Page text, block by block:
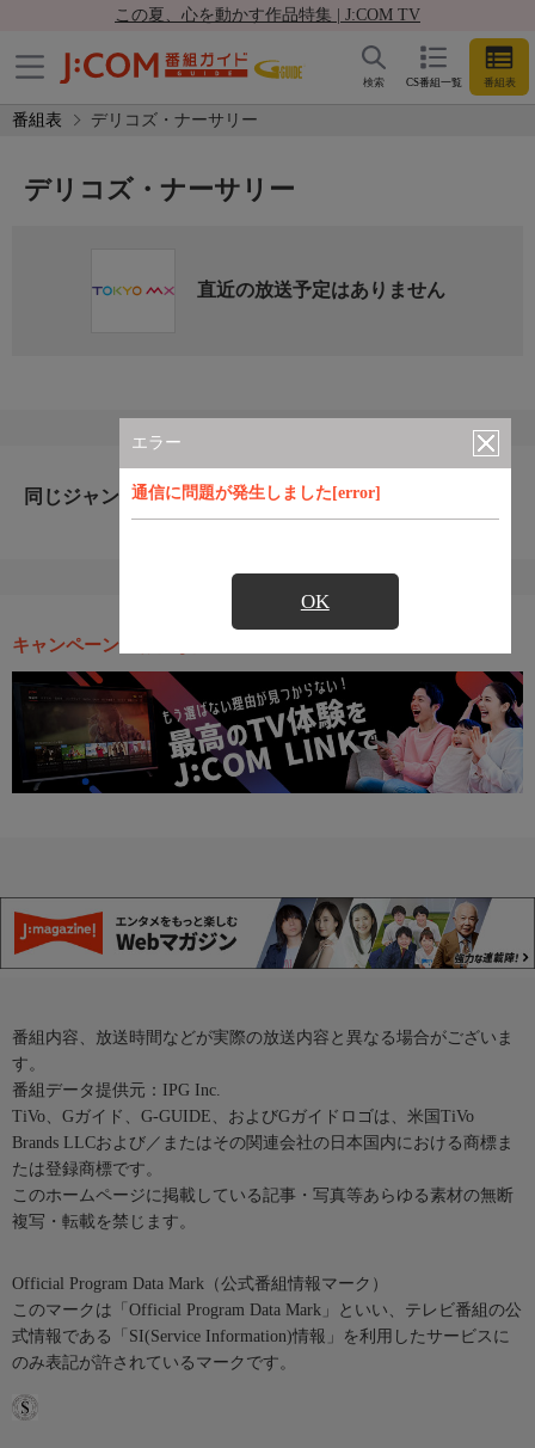
この夏、心を動かす作品特集 | J:COM TV
CS番組一覧 番組表
検索
番組表 デリコズ・ナーサリー
エラー
通信に問題が発生しました[error]
OK
デリコズ・ナーサリー
直近の放送予定はありません
同じジャンルのおすすめ番組
キャンペーン・お得な情報
番組内容、放送時間などが実際の放送内容と異なる場合がございま
す。
番組データ提供元：IPG Inc.
TiVo、Gガイド、G-GUIDE、およびGガイドロゴは、米国TiVo
Brands LLCおよび／またはその関連会社の日本国内における商標ま
たは登録商標です。
このホームページに掲載している記事・写真等あらゆる素材の無断
複写・転載を禁じます。
Official Program Data Mark（公式番組情報マーク）
このマークは「Official Program Data Mark」といい、テレビ番組の公
式情報である「SI(Service Information)情報」を利用したサービスに
のみ表記が許されているマークです。